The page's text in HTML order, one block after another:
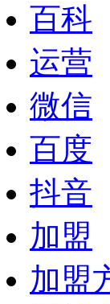
百科
运营
微信
百度
抖音
加盟
加盟